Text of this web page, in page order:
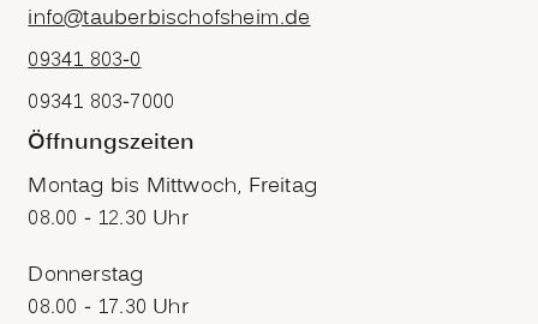
info@tauberbischofsheim.de
09341 803-0
09341 803-7000
Öffnungszeiten
Montag bis Mittwoch, Freitag
08.00 - 12.30 Uhr
Donnerstag
08.00 - 17.30 Uhr